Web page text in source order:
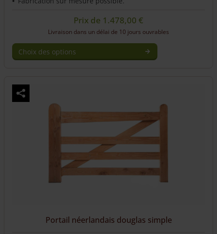
Prix de 1.478,00 €
Livraison dans un délai de 10 jours ouvrables
Choix des options
Portail néerlandais douglas simple